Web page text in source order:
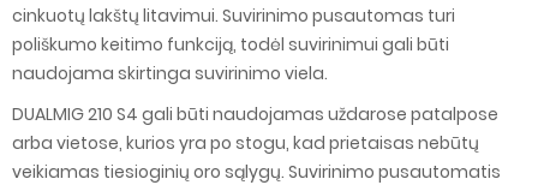
cinkuotų lakštų litavimui. Suvirinimo pusautomas turi
poliškumo keitimo funkciją, todėl suvirinimui gali būti
naudojama skirtinga suvirinimo viela.
DUALMIG 210 S4 gali būti naudojamas uždarose patalpose
arba vietose, kurios yra po stogu, kad prietaisas nebūtų
veikiamas tiesioginių oro sąlygų. Suvirinimo pusautomatis